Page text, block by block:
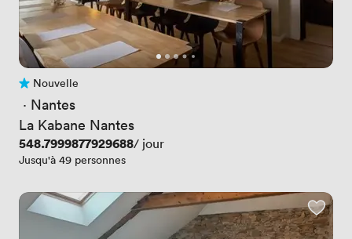
Pas encore d'avis
Nouvelle
· Nantes
La Kabane Nantes
Prix
548.7999877929688/ jour
Jusqu'à 49 personnes